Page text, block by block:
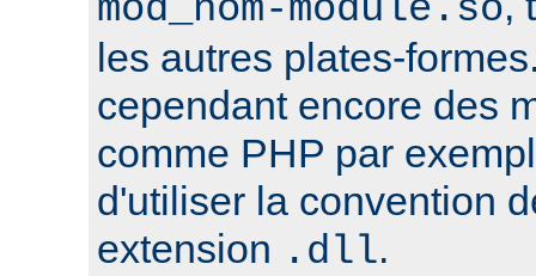
mod_nom-module.so
les autres plates-
cependant encore des
comme PHP par
d'utiliser la convention
extension .dll.